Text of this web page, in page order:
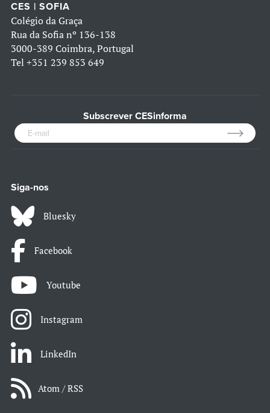
CES | SOFIA
Colégio da Graça
Rua da Sofia nº 136-138
3000-389 Coimbra, Portugal
Tel +351 239 853 649
Subscrever CESinforma
Siga-nos
Bluesky
Facebook
Youtube
Instagram
LinkedIn
Atom / RSS